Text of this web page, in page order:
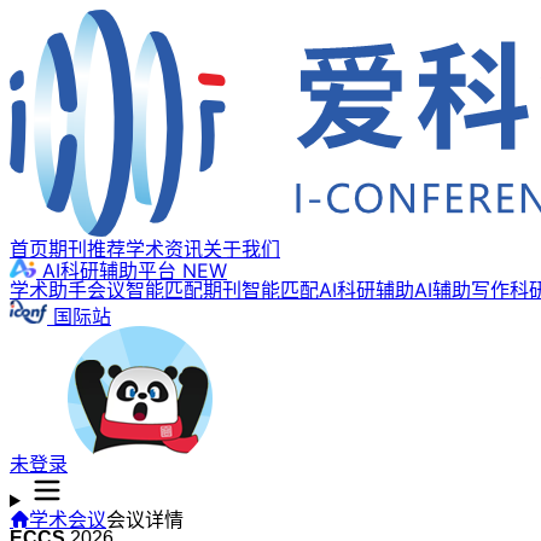
首页期刊推荐学术资讯关于我们
AI科研辅助平台 NEW
学术助手会议智能匹配期刊智能匹配AI科研辅助AI辅助写作科
国际站
未登录
学术会议会议详情